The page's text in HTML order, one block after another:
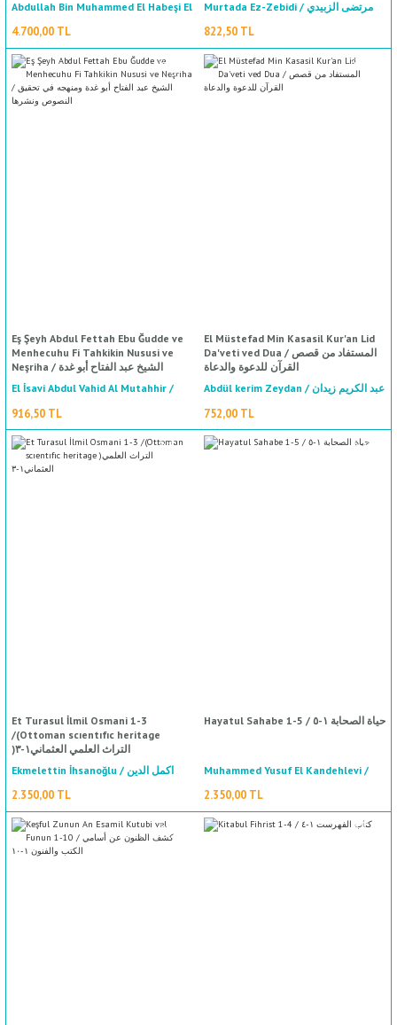
Abdullah Bin Muhammed El Habeşi El
Yemani / عبد الله بن محمد الحبشي
اليماني
4.700,00 TL
Murtada Ez-Zebidi / مرتضى الزبيدي
822,50 TL
Eş Şeyh Abdul Fettah Ebu Ğudde ve
Menhecuhu Fi Tahkikin Nususi ve
Neşriha / الشيخ عبد الفتاح أبو غدة
ومنهجه في تحقيق النصوص ونشرها
El İsavi Abdul Vahid Al Mutahhir /
العيسوي عبد الواحد آل المطاهر
916,50 TL
El Müstefad Min Kasasil Kur'an Lid
Da'veti ved Dua / المستفاد من قصص
القرآن للدعوة والدعاة
Abdül kerim Zeydan / عبد الكريم زيدان
752,00 TL
Et Turasul İlmil Osmani 1-3
/(Ottoman scıentıfıc heritage
)التراث العلمي العثماني١-٣
Ekmelettin İhsanoğlu / اكمل الدين
احسان اوغلو
2.350,00 TL
Hayatul Sahabe 1-5 / حياة الصحابة ١-٥
Muhammed Yusuf El Kandehlevi /
محمد يوسف الكاندهلوي
2.350,00 TL